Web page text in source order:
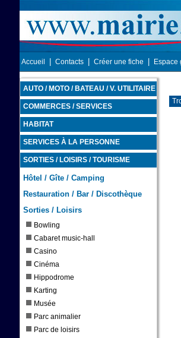
Accueil Contacts Créer une fiche Espace
AUTO / MOTO / BATEAU / V. UTILITAIRE
COMMERCES / SERVICES
HABITAT
SERVICES À LA PERSONNE
SORTIES / LOISIRS / TOURISME
Hôtel / Gîte / Camping
Restauration / Bar / Discothèque
Sorties / Loisirs
Bowling
Cabaret music-hall
Casino
Cinéma
Hippodrome
Karting
Musée
Parc animalier
Parc de loisirs